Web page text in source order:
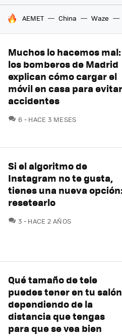
HOY SE HABLA DE
AEMET China Waze
Muchos lo hacemos mal:
los bomberos de Madrid
explican cómo cargar el
móvil en casa para evitar
accidentes
6 COMENTARIOS
HACE 3 MESES
Si el algoritmo de
Instagram no te gusta,
tienes una nueva opción:
resetearlo
3 COMENTARIOS
HACE 2 AÑOS
Qué tamaño de tele
puedes tener en tu salón
dependiendo de la
distancia que tengas
para que se vea bien